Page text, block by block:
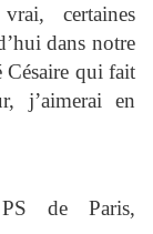
certaines
dans notre
Césaire qui fait
j’aimerai en
de Paris,